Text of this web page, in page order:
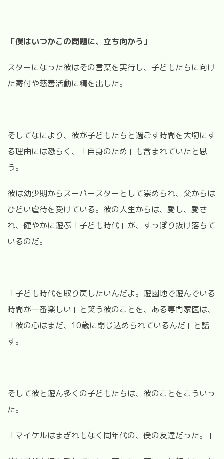
「僕はいつかこの問題に、立ち向かう」
スターになった彼はその言葉を実行し、子どもたちに向け
た寄付や慈善活動に精を出した。
そしてなにより、彼が子どもたちと過ごす時間を大切にす
る理由には恐らく、「自身のため」も含まれていたと思
う。
彼は幼少期からスーパースターとして崇められ、父からは
ひどい虐待を受けている。彼の人生からは、愛し、愛さ
れ、健やかに遊ぶ「子ども時代」が、すっぽり抜け落ちて
いるのだ。
「子ども時代を取り戻したいんだよ。遊園地で遊んでいる
時間が一番楽しい」と笑う彼のことを、ある専門家医は、
「彼の心はまだ、10歳に閉じ込められているんだ」と話
す。
そして彼と遊ん多くの子どもたちは、彼のことをこういっ
た。
「マイケルはまぎれもなく同年代の、僕の友達だった。」